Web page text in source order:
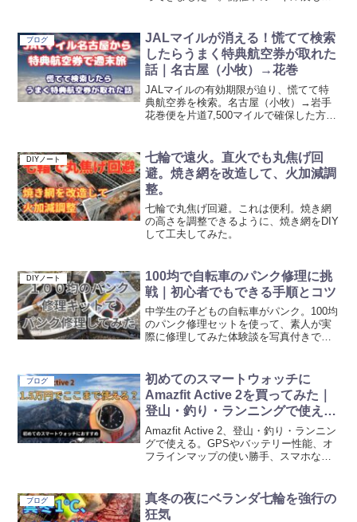
ブログ
JALマイルが消える！慌てて検索
したらうまく特典航空券が取れた
話｜名古屋（小牧）→花巻
JALマイルの有効期限が迫り、慌てて特
典航空券を検索。名古屋（小牧）→岩手
花巻便を片道7,500マイルで確保した方法
DIYノート
七輪で遠火。直火でも丸焦げ回
避。焼き網を改造して、火加減調
整。
七輪で丸焦げ回避。これは便利。焼き網
の高さを調整できるように、焼き網をDIY
して工夫してみた。
DIYノート
100均で自転車のパンク修理に挑
戦｜初心者でもできる手順とコツ
中学生の子どもの自転車がパンク。100均
のパンク修理セットを使って、素人が実
際に修理してみた体験談を写真付きで紹
ブログ
初めてのスマートウォッチに
Amazfit Active 2を買ってみた｜
登山・釣り・ランニングで使えそ
う
Amazfit Active 2、登山・釣り・ランニン
グで使える。GPSやバッテリー性能、オ
フラインマップの使い勝手、スマホなし
でスマートウォッチを探している方にお
すすめです。
ブログ
真冬の夜にベランダ七輪を強行の
狂気